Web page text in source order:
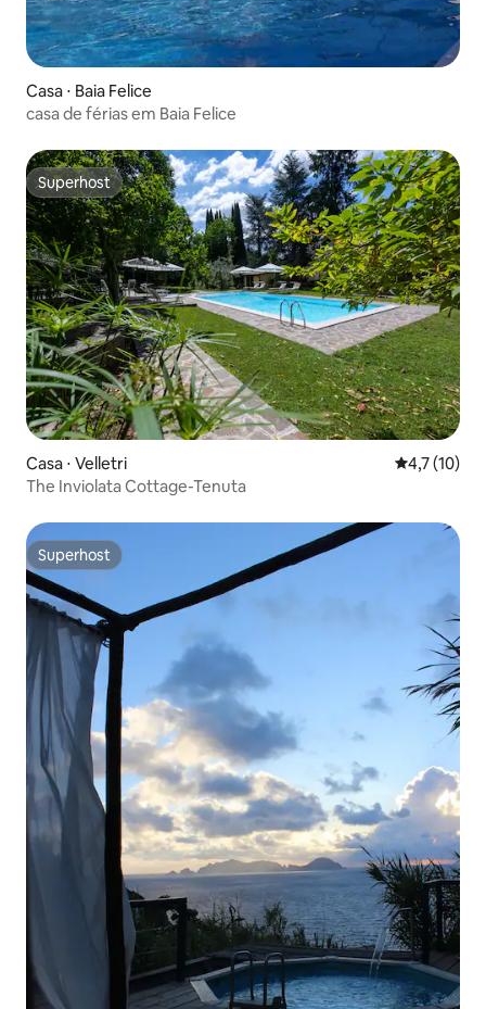
Casa ⋅ Baia Felice
casa de férias em Baia Felice
Superhost
Superhost
Casa ⋅ Velletri 4,7 de uma
4,7 (10)
The Inviolata Cottage-Tenuta
Superhost
Superhost